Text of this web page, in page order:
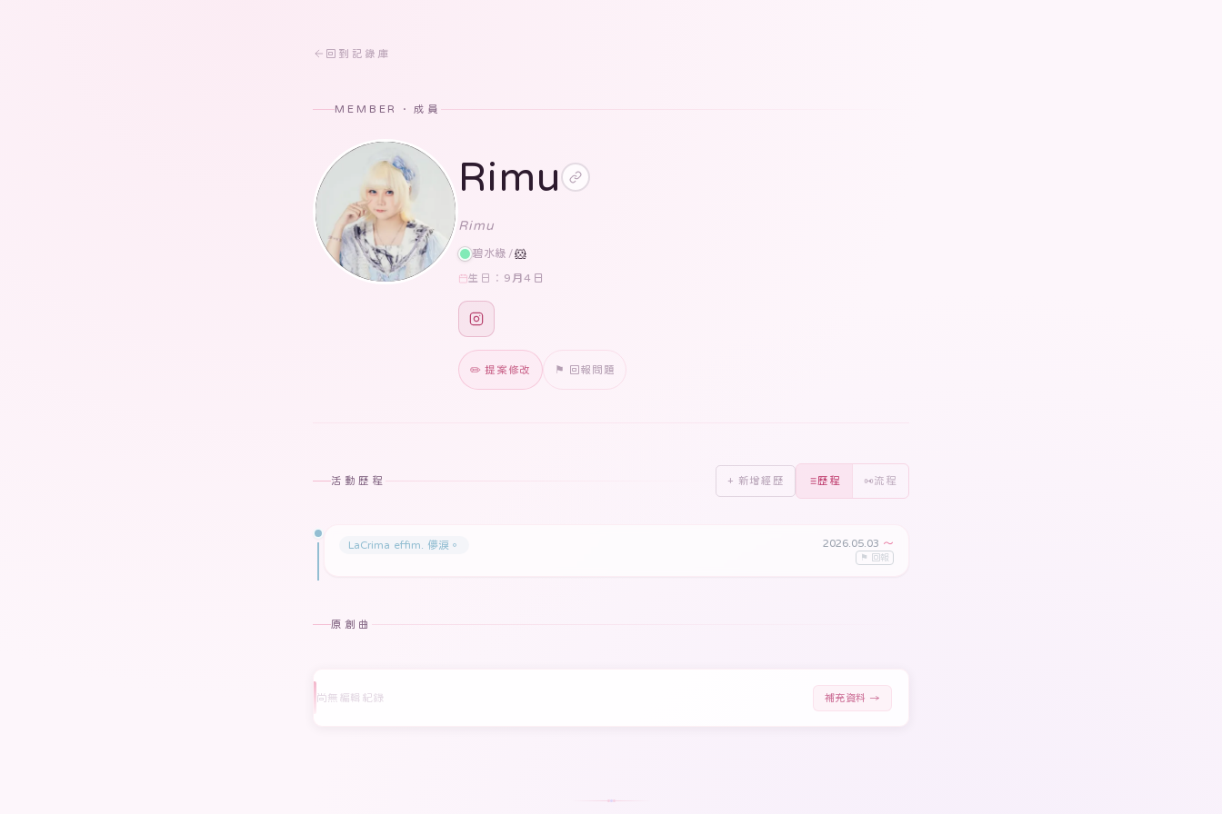
回到記錄庫
MEMBER · 成員
Rimu
Rimu
碧水綠 /🐹
生日： 9月4日
✏️ 提案修改 ⚑ 回報問題
活動歷程 + 新增經歷 歷程 流程
LaCrima effim. 儚淚。 2026.05.03 〜
⚑ 回報
原創曲
尚無編輯紀錄 補充資料 →